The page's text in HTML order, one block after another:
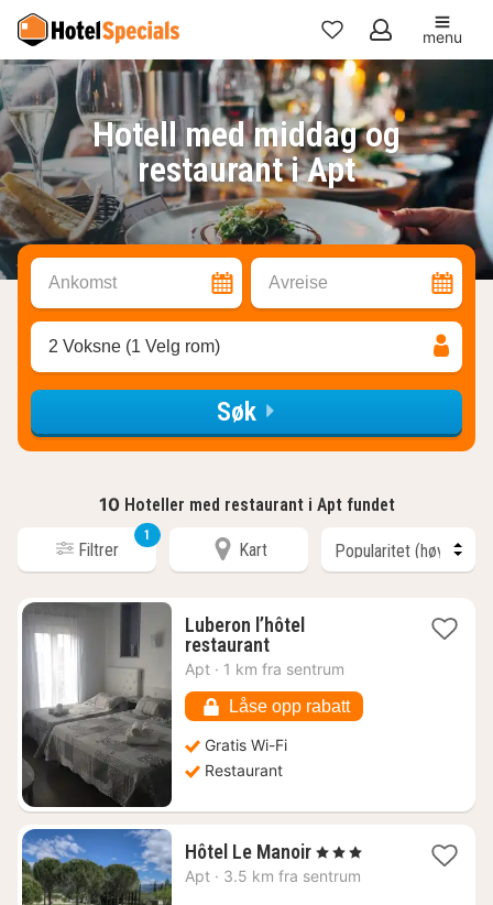
Mine
favoritter
menu
Hotell med middag og
restaurant i Apt
Ankomst Avreise
2 Voksne (1 Velg rom)
Søk
10 Hoteller med restaurant i Apt fundet
Filtrer
1
Kart
Luberon l’hôtel
restaurant1
natt
891
kr.
Apt · 1 km fra sentrum
Låse opp rabatt
Gratis Wi-Fi
Restaurant
Hôtel Le Manoir1
natt
, 3 Stjerner
Apt · 3.5 km fra sentrum